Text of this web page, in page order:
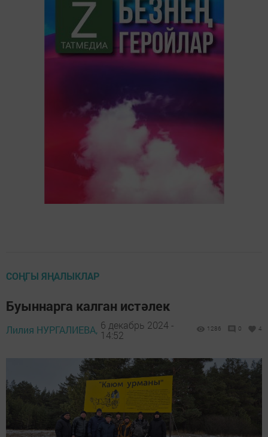
СОҢГЫ ЯҢАЛЫКЛАР
Буыннарга калган истәлек
Лилия НУРГАЛИЕВА, 6 декабрь 2024 -
14:52
1286 0 4